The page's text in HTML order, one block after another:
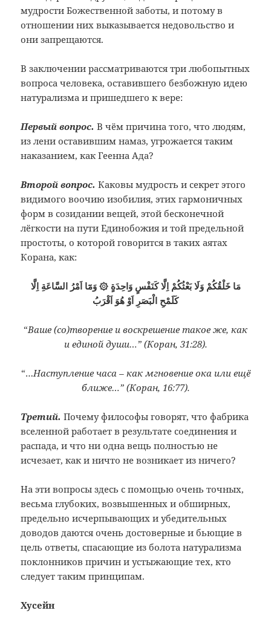
мудрости Божественной заботы, и потому в
отношении них выказывается недовольство и
они запрещаются.
В заключении рассматриваются три любопытных
вопроса человека, оставившего безбожную идею
натурализма и пришедшего к вере:
Первый вопрос.В чём причина того, что людям,
из лени оставившим намаз, угрожается таким
наказанием, как Геенна Ада?
Второй вопрос. Каковы мудрость и секрет этого
видимого воочию изобилия, этих гармоничных
форм в созидании вещей, этой бесконечной
лёгкости на пути Единобожия и той предельной
простоты, о которой говорится в таких аятах
Корана, как:
مَا خَلْقُكُمْ وَلَا بَعْثُكُمْ اِلَّا كَنَفْسٍ وَاحِدَةٍ ۞ وَمَٓا اَمْرُ السَّاعَةِ اِلَّا
كَلَمْحِ الْبَصَرِ اَوْ هُوَ اَقْرَبُ
“Ваше (со)творение и воскрешение такое же, как
и единой души…” (Коран, 31:28).
“…Наступление часа – как мгновение ока или ещё
ближе…” (Коран, 16:77).
Третий. Почему философы говорят, что фабрика
вселенной работает в результате соединения и
распада, и что ни одна вещь полностью не
исчезает, как и ничто не возникает из ничего?
На эти вопросы здесь с помощью очень точных,
весьма глубоких, возвышенных и обширных,
предельно исчерпывающих и убедительных
доводов даются очень достоверные и бьющие в
цель ответы, спасающие из болота натурализма
поклонников причин и устыжающие тех, кто
следует таким принципам.
Хусейн